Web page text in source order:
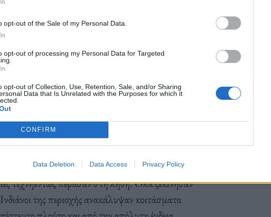
opt-out of the Sale of my Personal Data.
opt-out of processing my Personal Data for Targeted
opt-out of Collection, Use, Retention, Sale, and/or Sharing
Data that Is Unrelated with the Purposes for which it
CONFIRM
Data Deletion Data Access Privacy Policy
οποίο συνέγραψε με τον Έρικ Ροθ, από το
για μια ακόμη φορά, τις ντροπιαστικές όσο
λευκούς Αμερικάνους και θύματα τους
που έγιναν στην επαρχία Όσεϊτζ της
τεχνηέντως πέρασαν στη λήθη. Όλα ξεκίνησαν
της περιοχής ανακάλυψαν κοιτάσματα